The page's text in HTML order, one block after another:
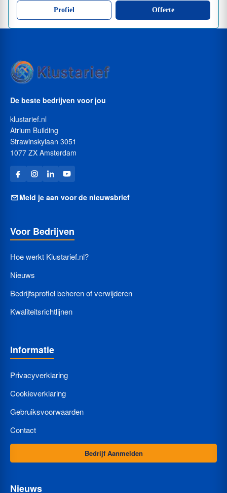
Profiel Offerte
De beste bedrijven voor jou
klustarief.nl
Atrium Building
Strawinskylaan 3051
1077 ZX Amsterdam
Meld je aan voor de nieuwsbrief
Voor Bedrijven
Hoe werkt Klustarief.nl?
Nieuws
Bedrijfsprofiel beheren of verwijderen
Kwaliteitsrichtlijnen
Informatie
Privacyverklaring
Cookieverklaring
Gebruiksvoorwaarden
Contact
Bedrijf Aanmelden
Nieuws